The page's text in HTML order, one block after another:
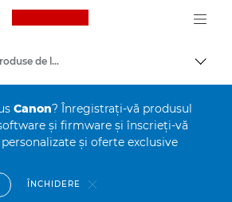
Canon Logo, back to
Asistenţă pentru produse de larg consum
Canon? Înregistraţi-vă produsul
şi firmware şi înscrieţi-vă
şi oferte exclusive
ÎNCHIDERE